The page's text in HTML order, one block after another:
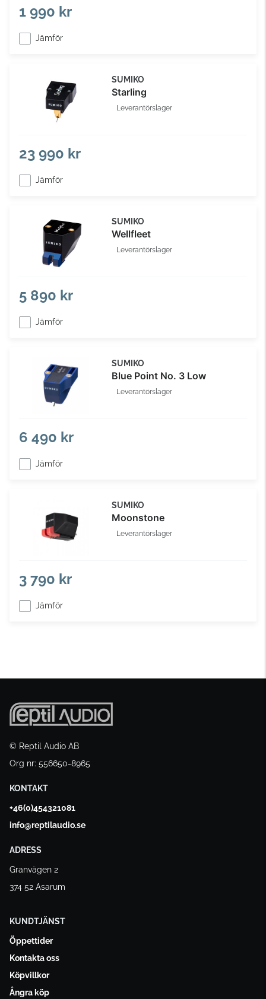
1 990 kr
Jämför
SUMIKO
Starling
Leverantörslager
23 990 kr
Jämför
SUMIKO
Wellfleet
Leverantörslager
5 890 kr
Jämför
SUMIKO
Blue Point No. 3 Low
Leverantörslager
6 490 kr
Jämför
SUMIKO
Moonstone
Leverantörslager
3 790 kr
Jämför
© Reptil Audio AB
Org nr: 556650-8965
KONTAKT
+46(0)454321081
info@reptilaudio.se
ADRESS
Granvägen 2
374 52 Asarum
KUNDTJÄNST
Öppettider
Kontakta oss
Köpvillkor
Ångra köp